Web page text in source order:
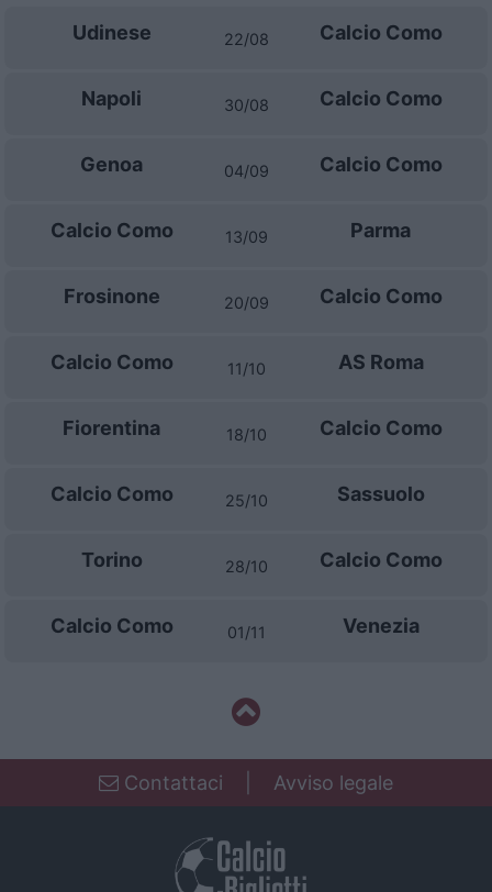
Udinese 22/08 Calcio Como
Napoli 30/08 Calcio Como
Genoa 04/09 Calcio Como
Calcio Como 13/09 Parma
Frosinone 20/09 Calcio Como
Calcio Como 11/10 AS Roma
Fiorentina 18/10 Calcio Como
Calcio Como 25/10 Sassuolo
Torino 28/10 Calcio Como
Calcio Como 01/11 Venezia
Contattaci Avviso legale